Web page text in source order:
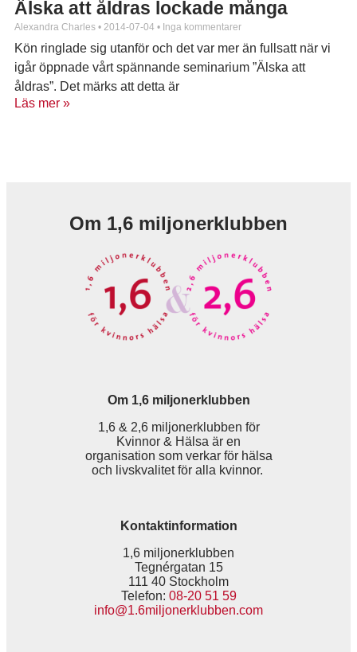
Älska att åldras lockade många
Alexandra Charles 2014-07-04 Inga kommentarer
Kön ringlade sig utanför och det var mer än fullsatt när vi
igår öppnade vårt spännande seminarium ”Älska att
åldras”. Det märks att detta är
Läs mer »
Om 1,6 miljonerklubben
Om 1,6 miljonerklubben
1,6 & 2,6 miljonerklubben för
Kvinnor & Hälsa är en
organisation som verkar för hälsa
och livskvalitet för alla kvinnor.
Kontaktinformation
1,6 miljonerklubben
Tegnérgatan 15
111 40 Stockholm
Telefon: 08-20 51 59
info@1.6miljonerklubben.com